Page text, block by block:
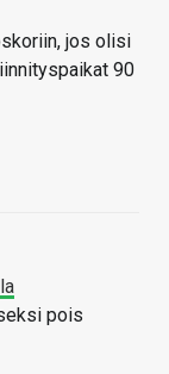
jos olisi
90
pois